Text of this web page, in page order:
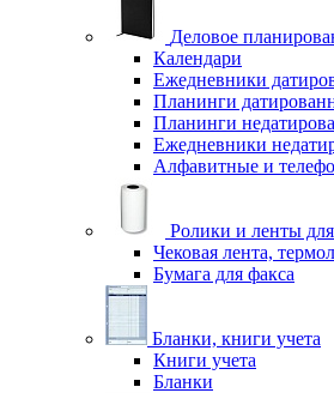
Деловое
Календари
Ежедневники
Планинги
Планинги
Ежедневники
Алфавитные и
Ролики и ленты
Чековая лента,
Бумага для факса
Бланки, книги учета
Книги учета
Бланки